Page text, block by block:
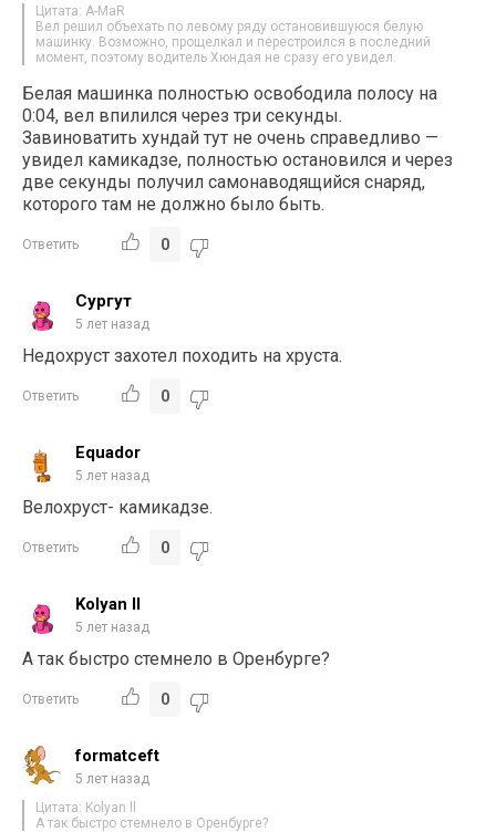
Цитата: A-MaR
Вел решил объехать по левому ряду остановившуюся белую
машинку. Возможно, прощелкал и перестроился в последний
момент, поэтому водитель Хюндая не сразу его увидел.
Белая машинка полностью освободила полосу на
0:04, вел впилился через три секунды.
Завиноватить хундай тут не очень справедливо —
увидел камикадзе, полностью остановился и через
две секунды получил самонаводящийся снаряд,
которого там не должно было быть.
Ответить 0
Сургут
5 лет назад
Недохруст захотел походить на хруста.
Ответить 0
Equador
5 лет назад
Велохруст- камикадзе.
Ответить 0
Kolyan ll
5 лет назад
А так быстро стемнело в Оренбурге?
Ответить 0
formatceft
5 лет назад
Цитата: Kolyan ll
А так быстро стемнело в Оренбурге?